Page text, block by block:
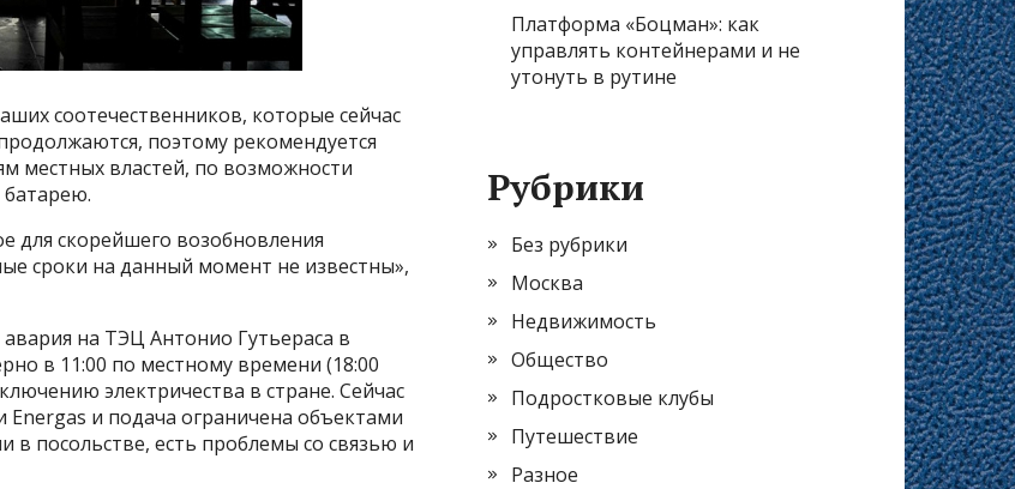
соотечественников, которые сейчас
поэтому рекомендуется
местных властей, по возможности
для скорейшего возобновления
сроки на данный момент не известны»,
на ТЭЦ Антонио Гутьераса в
в 11:00 по местному времени (18:00
электричества в стране. Сейчас
Energas и подача ограничена объектами
в посольстве, есть проблемы со связью и
Платформа «Боцман»: как
управлять контейнерами и не
утонуть в рутине
Рубрики
Без рубрики
Москва
Недвижимость
Общество
Подростковые клубы
Путешествие
Разное